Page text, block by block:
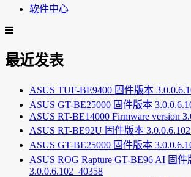
软件中心
最近发表
ASUS TUF-BE9400 固件版本
ASUS GT-BE25000 固件版本
ASUS RT-BE14000 Firmware version
ASUS RT-BE92U 固件版本
ASUS GT-BE25000 固件版本
ASUS ROG Rapture GT-BE96 AI 固件
3.0.0.6.102_40358